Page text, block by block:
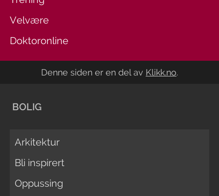
Velvære
Doktoronline
Denne siden er en del av Klikk.no.
BOLIG
Arkitektur
Bli inspirert
Oppussing